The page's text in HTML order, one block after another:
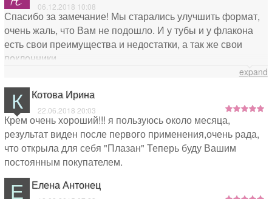
06.12.2018 10:08
Спасибо за замечание! Мы старались улучшить формат,
очень жаль, что Вам не подошло. И у тубы и у флакона
есть свои преимущества и недостатки, а так же свои
поклонники
expand
К Котова Ирина
22.06.2018 20:03
Крем очень хороший!!! я пользуюсь около месяца,
результат виден после первого применения,очень рада,
что открыла для себя "Плазан" Теперь буду Вашим
постоянным покупателем.
Е Елена Антонец